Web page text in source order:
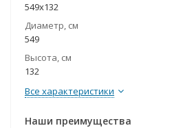
549x132
Диаметр, см
549
Высота, см
132
Все характеристики
Наши преимущества